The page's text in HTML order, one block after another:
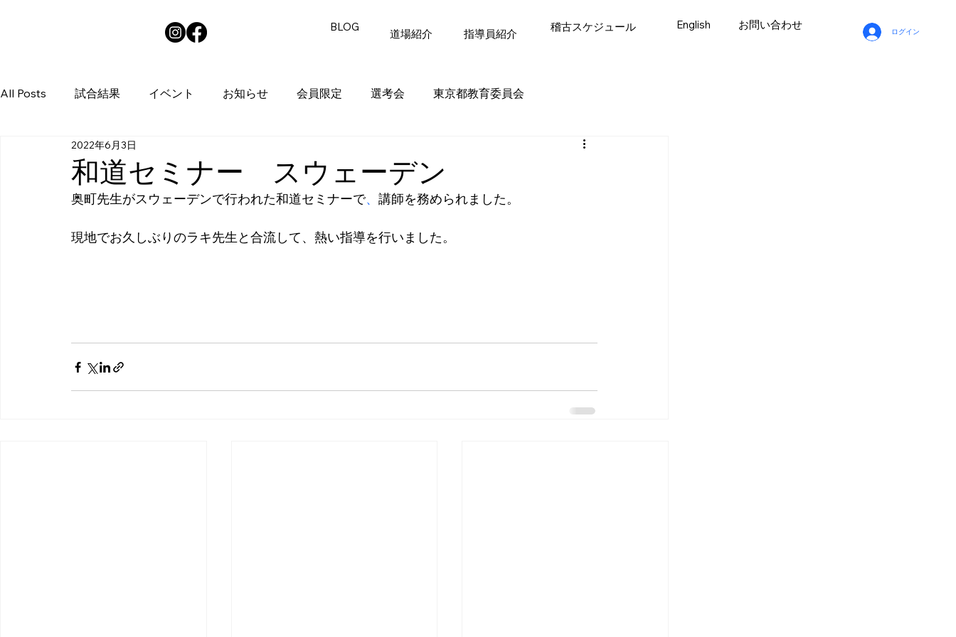
BLOG
道場紹介 指導員紹介
稽古スケジュール English お問い合わせ
ログイン
All Posts 試合結果 イベント お知らせ 会員限定 選考会 東京都教育委員会
和道セミナー スウェーデン
2022年6月3日
奥町先生がスウェーデンで行われた和道セミナーで、 講師を務められました。
現地でお久しぶりのラキ先生と合流して、熱い指導を行いました。